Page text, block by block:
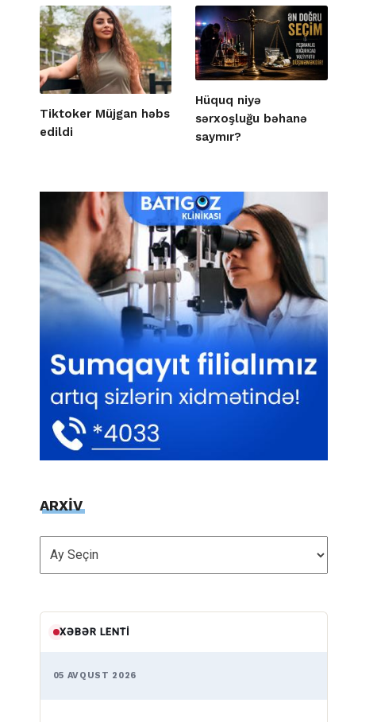
Tiktoker Müjgan həbs
edildi
Hüquq niyə
sərxoşluğu bəhanə
saymır?
ARXİV
ARXİV
XƏBƏR LENTI
05 AVQUST 2026